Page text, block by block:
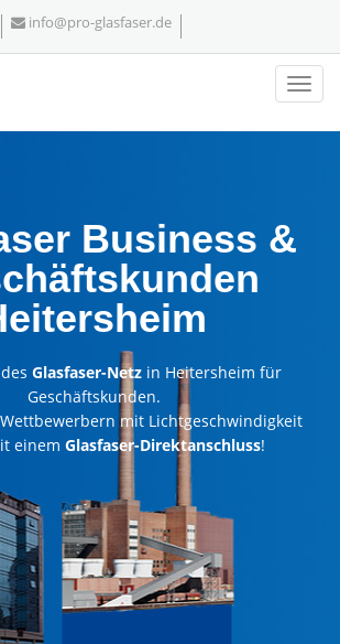
info@pro-glasfaser.de
Business &
Glasfaser-Netzin Heitersheim für
Geschäftskunden.
mit Lichtgeschwindigkeit
einem Glasfaser-Direktanschluss!